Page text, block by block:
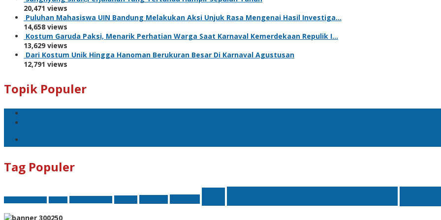
20,471 views
Puluhan Mahasiswa UIN Bandung Melakukan Aksi Unjuk Rasa Mengenai Hasil Investiga…
14,658 views
Kostum Garuda Paksi, Menarik Perhatian Warga Saat Karnaval Kemerdekaan Repulik I…
13,629 views
Dari Kostum Unik Hingga Hanoman Berukuran Besar Di Karnaval Agustusan
12,791 views
Topik Populer
Tag Populer